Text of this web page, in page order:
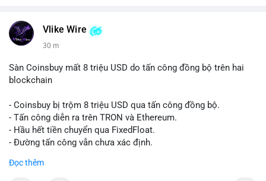
Vlike Wire
30 m
Sàn Coinsbuy mất 8 triệu USD do tấn công đồng bộ trên hai
blockchain
- Coinsbuy bị trộm 8 triệu USD qua tấn công đồng bộ.
- Tấn công diễn ra trên TRON và Ethereum.
- Hầu hết tiền chuyển qua FixedFloat.
- Đường tấn công vẫn chưa xác định.
#binancesquare
Đọc thêm